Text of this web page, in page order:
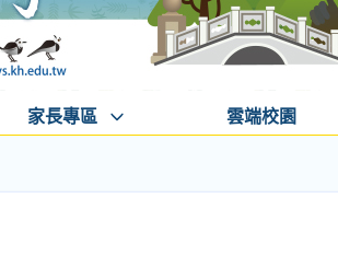
家長專區 雲端校園